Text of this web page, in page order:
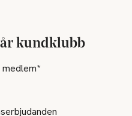
kundklubb